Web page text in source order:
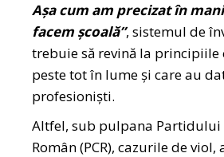
Așa cum am precizat în
facem școală”, sistemul de
trebuie să revină la principiile
peste tot în lume și care au
profesioniști.
Altfel, sub pulpana Partidului
Român (PCR), cazurile de viol,